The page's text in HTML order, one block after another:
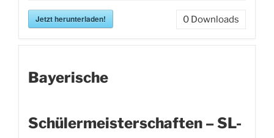
Jetzt herunterladen! 0 Downloads
Bayerische
Schülermeisterschaften – SL-